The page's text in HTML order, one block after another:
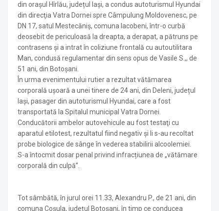
din oraşul Hîrlău, județul Iaşi, a condus autoturismul Hyundai
din direcţia Vatra Dornei spre Câmpulung Moldovenesc, pe
DN 17, satul Mestecăniș, comuna Iacobeni, într-o curbă
deosebit de periculoasă la dreapta, a derapat, a pătruns pe
contrasens şi a intrat în coliziune frontală cu autoutilitara
Man, condusă regulamentar din sens opus de Vasile S.,, de
51 ani, din Botoşani.
În urma evenimentului rutier a rezultat vătămarea
corporală ușoară a unei tinere de 24 ani, din Deleni, județul
Iași, pasager din autoturismul Hyundai, care a fost
transportată la Spitalul municipal Vatra Dornei.
Conducătorii ambelor autovehicule au fost testaţi cu
aparatul etilotest, rezultatul fiind negativ și li s-au recoltat
probe biologice de sânge în vederea stabilirii alcoolemiei.
S-a întocmit dosar penal privind infracțiunea de „vătămare
corporală din culpă”.
Tot sâmbătă, în jurul orei 11.33, Alexandru P., de 21 ani, din
comuna Coșula, județul Botoșani, în timp ce conducea